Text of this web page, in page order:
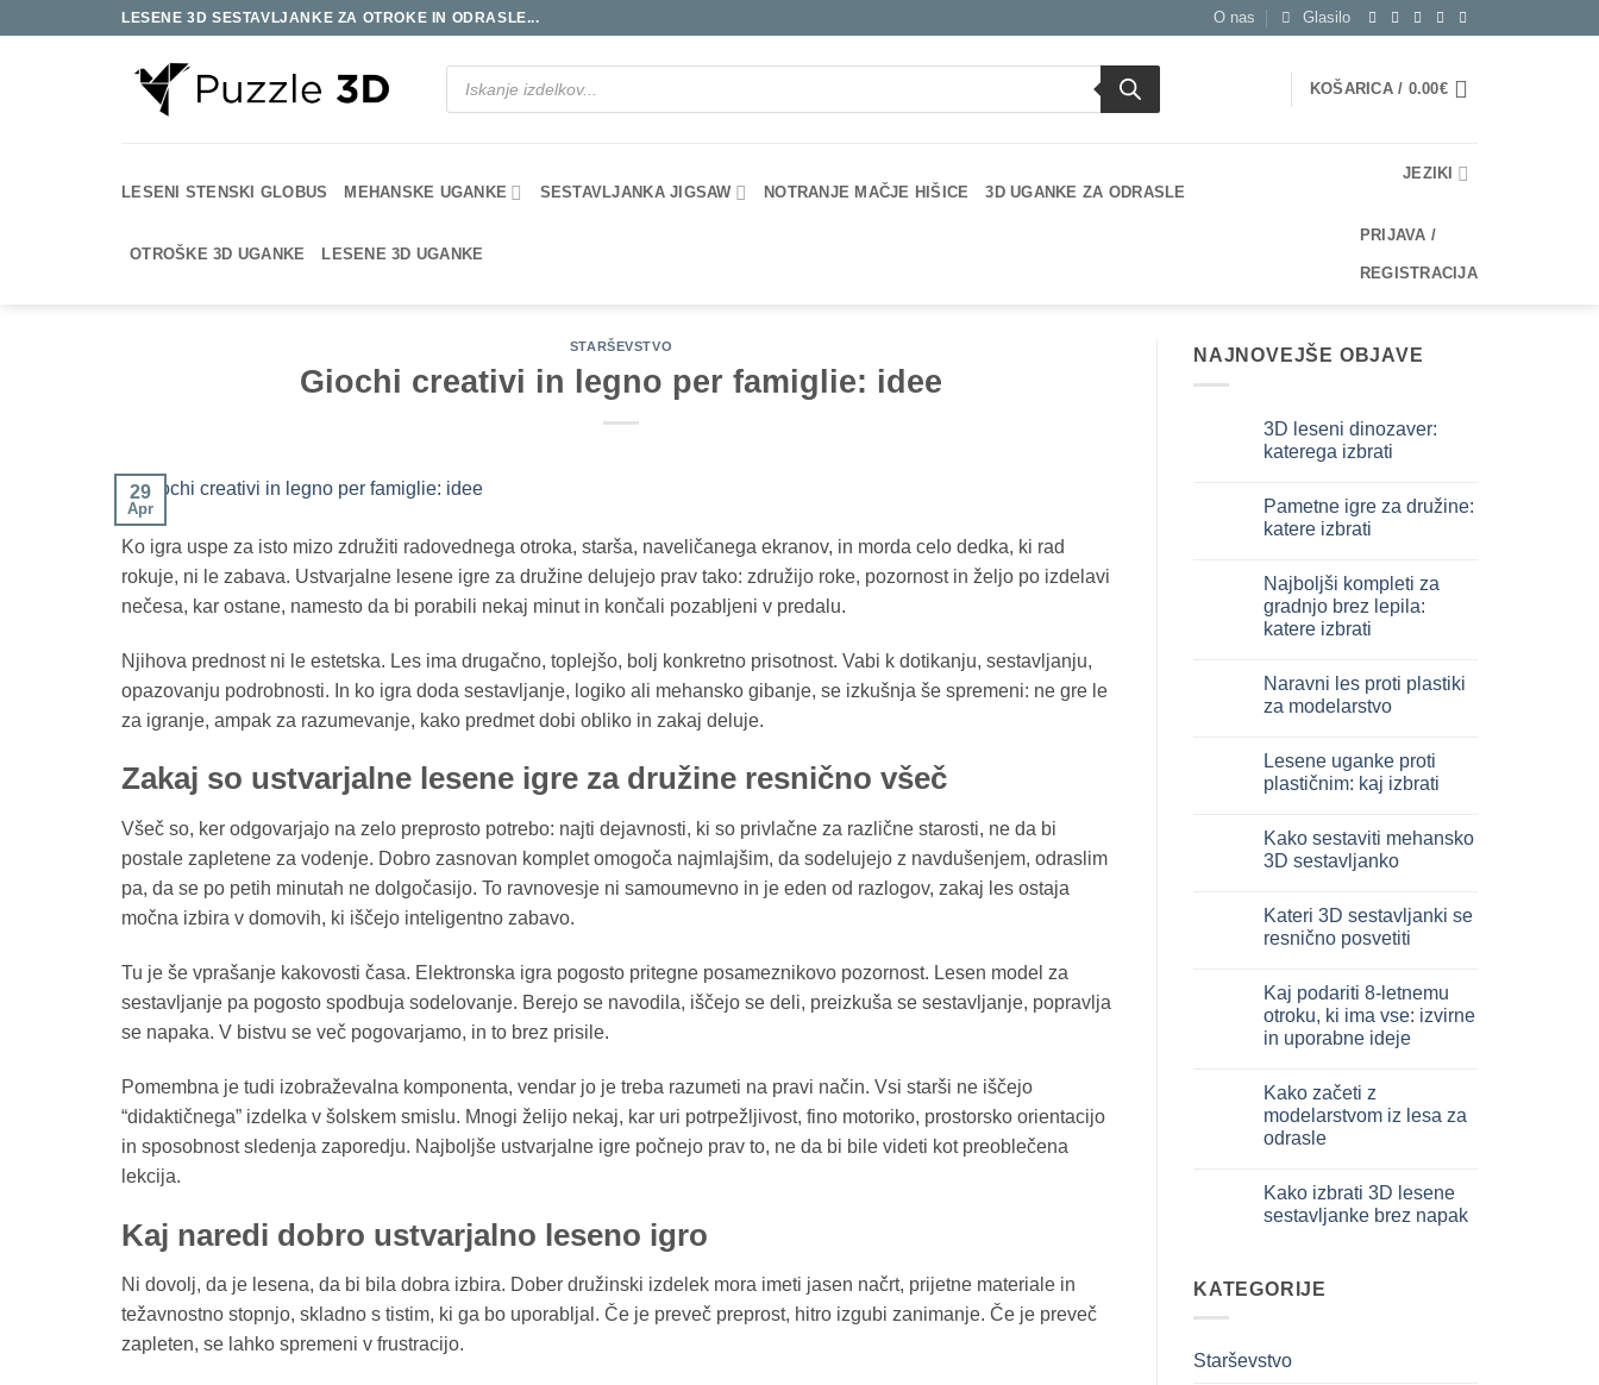
LESENE 3D SESTAVLJANKE ZA OTROKE IN ODRASLE... O nas Glasilo
Products
search
KOŠARICA / 0.00€
LESENI STENSKI GLOBUS MEHANSKE UGANKE SESTAVLJANKA JIGSAW NOTRANJE MAČJE HIŠICE 3D UGANKE ZA ODRASLE
OTROŠKE 3D UGANKE LESENE 3D UGANKE
JEZIKI
PRIJAVA /
REGISTRACIJA
STARŠEVSTVO
Giochi creativi in legno per famiglie: idee
29
Apr
Ko igra uspe za isto mizo združiti radovednega otroka, starša, naveličanega ekranov, in morda celo dedka, ki rad
rokuje, ni le zabava. Ustvarjalne lesene igre za družine delujejo prav tako: združijo roke, pozornost in željo po izdelavi
nečesa, kar ostane, namesto da bi porabili nekaj minut in končali pozabljeni v predalu.
Njihova prednost ni le estetska. Les ima drugačno, toplejšo, bolj konkretno prisotnost. Vabi k dotikanju, sestavljanju,
opazovanju podrobnosti. In ko igra doda sestavljanje, logiko ali mehansko gibanje, se izkušnja še spremeni: ne gre le
za igranje, ampak za razumevanje, kako predmet dobi obliko in zakaj deluje.
Zakaj so ustvarjalne lesene igre za družine resnično všeč
Všeč so, ker odgovarjajo na zelo preprosto potrebo: najti dejavnosti, ki so privlačne za različne starosti, ne da bi
postale zapletene za vodenje. Dobro zasnovan komplet omogoča najmlajšim, da sodelujejo z navdušenjem, odraslim
pa, da se po petih minutah ne dolgočasijo. To ravnovesje ni samoumevno in je eden od razlogov, zakaj les ostaja
močna izbira v domovih, ki iščejo inteligentno zabavo.
Tu je še vprašanje kakovosti časa. Elektronska igra pogosto pritegne posameznikovo pozornost. Lesen model za
sestavljanje pa pogosto spodbuja sodelovanje. Berejo se navodila, iščejo se deli, preizkuša se sestavljanje, popravlja
se napaka. V bistvu se več pogovarjamo, in to brez prisile.
Pomembna je tudi izobraževalna komponenta, vendar jo je treba razumeti na pravi način. Vsi starši ne iščejo
“didaktičnega” izdelka v šolskem smislu. Mnogi želijo nekaj, kar uri potrpežljivost, fino motoriko, prostorsko orientacijo
in sposobnost sledenja zaporedju. Najboljše ustvarjalne igre počnejo prav to, ne da bi bile videti kot preoblečena
lekcija.
Kaj naredi dobro ustvarjalno leseno igro
Ni dovolj, da je lesena, da bi bila dobra izbira. Dober družinski izdelek mora imeti jasen načrt, prijetne materiale in
težavnostno stopnjo, skladno s tistim, ki ga bo uporabljal. Če je preveč preprost, hitro izgubi zanimanje. Če je preveč
zapleten, se lahko spremeni v frustracijo.
NAJNOVEJŠE OBJAVE
3D leseni dinozaver:
katerega izbrati
na
Dinosauro
3D
quale
scegliere
Pametne igre za družine:
katere izbrati
na
Giochi
intelligenti
per
scegliere
Najboljši kompleti za
gradnjo brez lepila:
katere izbrati
na
kit
colla:
quali
scegliere
Naravni les proti plastiki
za modelarstvo
na
Legno
naturale
modellismo
Lesene uganke proti
plastičnim: kaj izbrati
na
Puzzle
legno
cosa
scegliere
Kako sestaviti mehansko
3D sestavljanko
na
assemblare
3D
meccanico
Kateri 3D sestavljanki se
resnično posvetiti
na
Quale
puzzle
3D
davvero
Kaj podariti 8-letnemu
otroku, ki ima vse: izvirne
in uporabne ideje
na
regalare
a
di
8
anni
originali
Kako začeti z
modelarstvom iz lesa za
odrasle
na
Come
iniziare
Kako izbrati 3D lesene
sestavljanke brez napak
Come
scegliere
senza
KATEGORIJE
Starševstvo